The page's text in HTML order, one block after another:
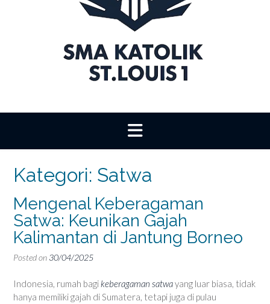
Kategori: Satwa
Mengenal Keberagaman
Satwa: Keunikan Gajah
Kalimantan di Jantung Borneo
Posted on 30/04/2025
Indonesia, rumah bagi keberagaman satwayang luar biasa, tidak
hanya memiliki gajah di Sumatera, tetapi juga di pulau